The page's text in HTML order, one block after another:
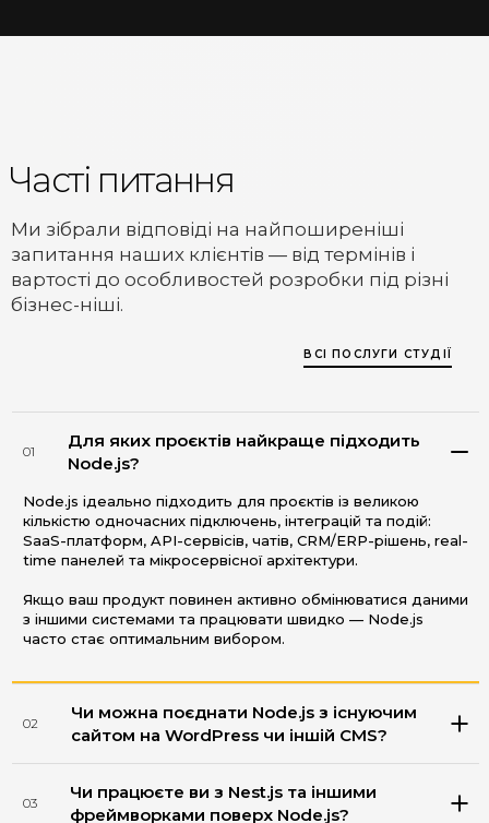
Часті питання
Ми зібрали відповіді на найпоширеніші
запитання наших клієнтів — від термінів і
вартості до особливостей розробки під різні
бізнес-ніші.
ВСІ ПОСЛУГИ СТУДІЇ
01
Для яких проєктів найкраще підходить
Node.js?
Node.js ідеально підходить для проєктів із великою
кількістю одночасних підключень, інтеграцій та подій:
SaaS-платформ, API-сервісів, чатів, CRM/ERP-рішень, real-
time панелей та мікросервісної архітектури.
Якщо ваш продукт повинен активно обмінюватися даними
з іншими системами та працювати швидко — Node.js
часто стає оптимальним вибором.
02
Чи можна поєднати Node.js з існуючим
сайтом на WordPress чи іншій CMS?
03
Чи працюєте ви з Nest.js та іншими
фреймворками поверх Node.js?